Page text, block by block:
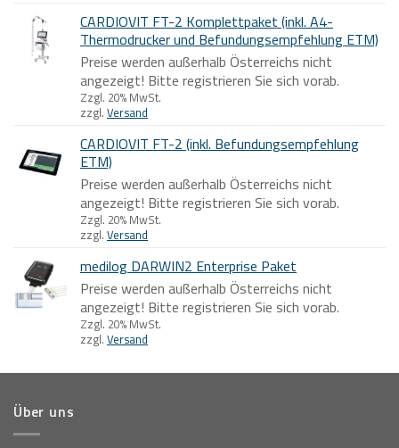
CARDIOVIT FT-2 Komplettpaket (inkl. A4-
Thermodrucker und Befundungsempfehlung ETM)
Preise werden außerhalb Österreichs nicht
angezeigt! Bitte registrieren Sie sich vorab.
Zzgl. 20% MwSt.
zzgl. Versand
CARDIOVIT FT-2 (inkl. Befundungsempfehlung
ETM)
Preise werden außerhalb Österreichs nicht
angezeigt! Bitte registrieren Sie sich vorab.
Zzgl. 20% MwSt.
zzgl. Versand
medilog DARWIN2 Enterprise Paket
Preise werden außerhalb Österreichs nicht
angezeigt! Bitte registrieren Sie sich vorab.
Zzgl. 20% MwSt.
zzgl. Versand
Über uns